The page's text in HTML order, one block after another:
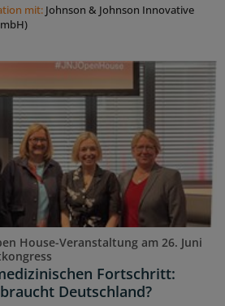
mit: Johnson & Johnson Innovative
House-Veranstaltung am 26. Juni
Fortschritt:
Deutschland?